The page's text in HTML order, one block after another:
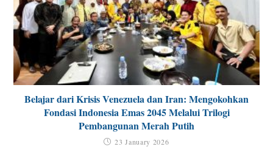
Belajar dari Krisis Venezuela dan Iran: Mengokohkan
Fondasi Indonesia Emas 2045 Melalui Trilogi
Pembangunan Merah Putih
23 January 2026